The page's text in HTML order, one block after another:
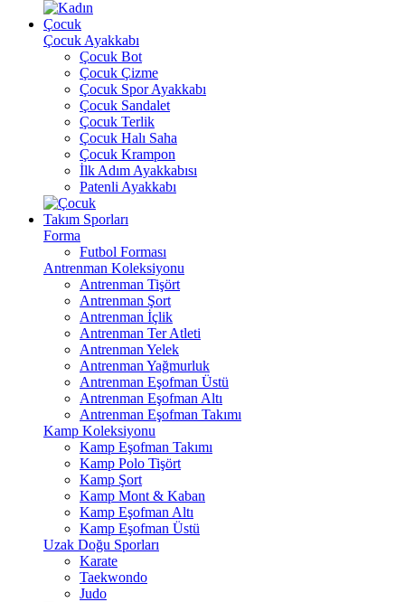
Çocuk
Çocuk Ayakkabı
Çocuk Bot
Çocuk Çizme
Çocuk Spor Ayakkabı
Çocuk Sandalet
Çocuk Terlik
Çocuk Halı Saha
Çocuk Krampon
İlk Adım Ayakkabısı
Patenli Ayakkabı
Takım Sporları
Forma
Futbol Forması
Antrenman Koleksiyonu
Antrenman Tişört
Antrenman Şort
Antrenman İçlik
Antrenman Ter Atleti
Antrenman Yelek
Antrenman Yağmurluk
Antrenman Eşofman Üstü
Antrenman Eşofman Altı
Antrenman Eşofman Takımı
Kamp Koleksiyonu
Kamp Eşofman Takımı
Kamp Polo Tişört
Kamp Şort
Kamp Mont & Kaban
Kamp Eşofman Altı
Kamp Eşofman Üstü
Uzak Doğu Sporları
Karate
Taekwondo
Judo